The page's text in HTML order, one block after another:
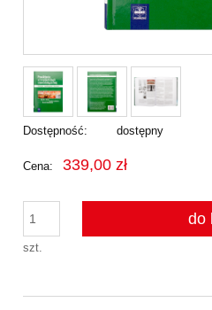
Dostępność: dostępny
Cena: 339,00 zł
szt.
do